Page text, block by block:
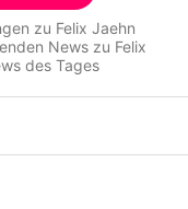
zu Felix Jaehn
News zu Felix
des Tages